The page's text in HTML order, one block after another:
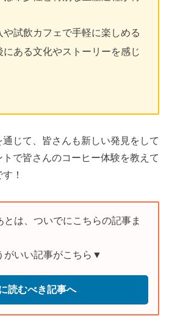
や試飲カフェで手軽に楽しめる
にある文化やストーリーを感じ
じて、皆さんも新しい発見をして
で皆さんのコーヒー体験を教えて
！
とは、ついでにこちらの記事ま
がいい記事がこちら▼
読むべき記事へ